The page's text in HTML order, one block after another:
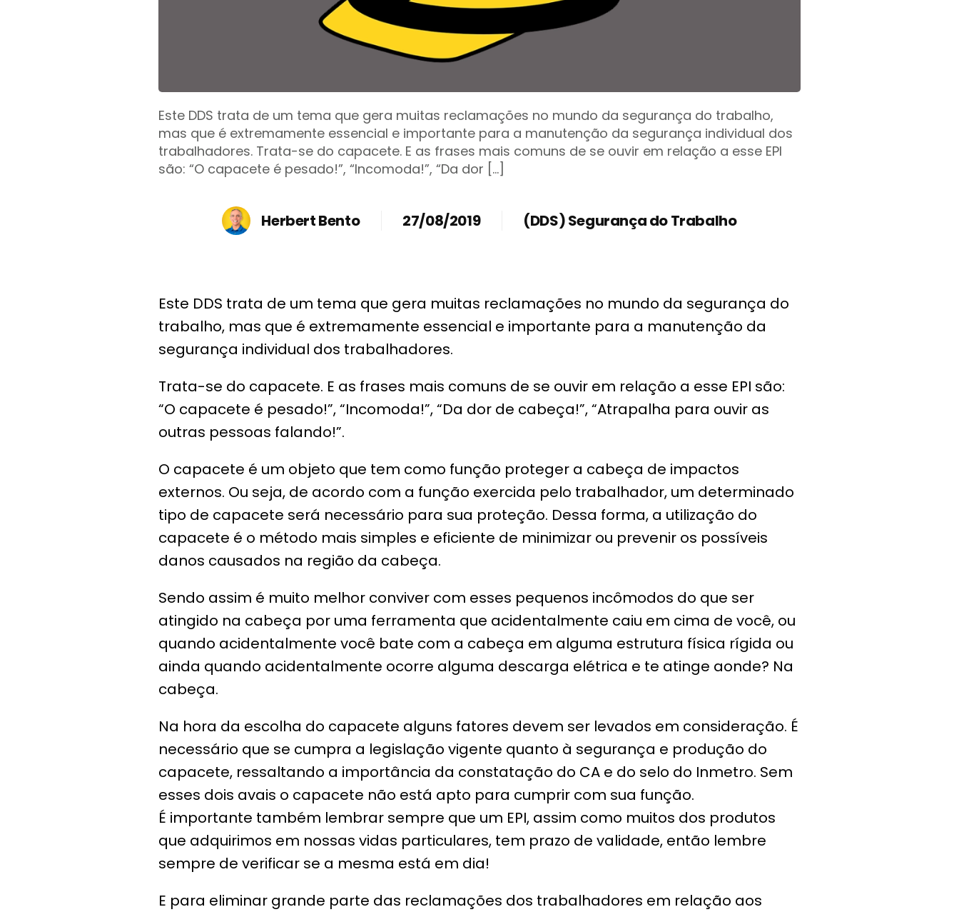
Este DDS trata de um tema que gera muitas reclamações no mundo da segurança do trabalho,
mas que é extremamente essencial e importante para a manutenção da segurança individual dos
trabalhadores. Trata-se do capacete. E as frases mais comuns de se ouvir em relação a esse EPI
são: “O capacete é pesado!”, “Incomoda!”, “Da dor […]
Herbert Bento 27/08/2019 (DDS) Segurança do Trabalho
Este DDS trata de um tema que gera muitas reclamações no mundo da segurança do
trabalho, mas que é extremamente essencial e importante para a manutenção da
segurança individual dos trabalhadores.
Trata-se do capacete. E as frases mais comuns de se ouvir em relação a esse EPI são:
“O capacete é pesado!”, “Incomoda!”, “Da dor de cabeça!”, “Atrapalha para ouvir as
outras pessoas falando!”.
O capacete é um objeto que tem como função proteger a cabeça de impactos
externos. Ou seja, de acordo com a função exercida pelo trabalhador, um determinado
tipo de capacete será necessário para sua proteção. Dessa forma, a utilização do
capacete é o método mais simples e eficiente de minimizar ou prevenir os possíveis
danos causados na região da cabeça.
Sendo assim é muito melhor conviver com esses pequenos incômodos do que ser
atingido na cabeça por uma ferramenta que acidentalmente caiu em cima de você, ou
quando acidentalmente você bate com a cabeça em alguma estrutura física rígida ou
ainda quando acidentalmente ocorre alguma descarga elétrica e te atinge aonde? Na
cabeça.
Na hora da escolha do capacete alguns fatores devem ser levados em consideração. É
necessário que se cumpra a legislação vigente quanto à segurança e produção do
capacete, ressaltando a importância da constatação do CA e do selo do Inmetro. Sem
esses dois avais o capacete não está apto para cumprir com sua função.
É importante também lembrar sempre que um EPI, assim como muitos dos produtos
que adquirimos em nossas vidas particulares, tem prazo de validade, então lembre
sempre de verificar se a mesma está em dia!
E para eliminar grande parte das reclamações dos trabalhadores em relação aos